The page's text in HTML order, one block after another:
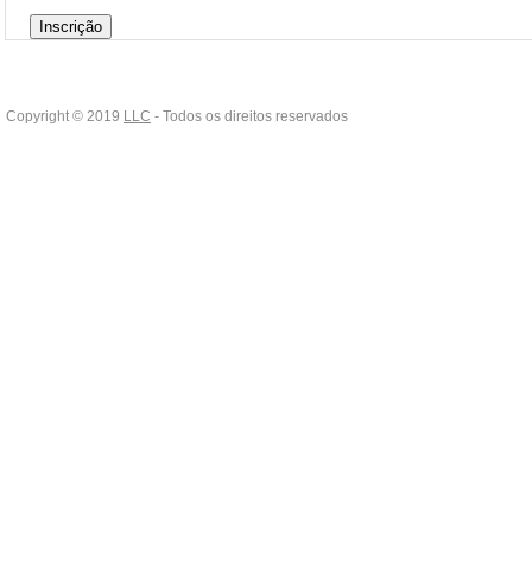
Copyright © 2019 LLC - Todos os direitos reservados